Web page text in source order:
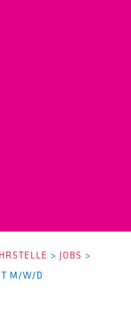
> JOBS >
M/W/D